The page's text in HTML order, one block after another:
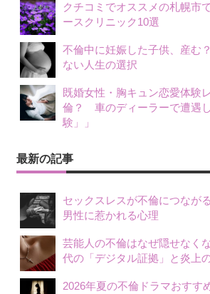
クチコミでオススメの札幌市
ースクリニック10選
不倫中に妊娠した子供、産む
ない人生の選択
既婚女性・胸キュン恋愛体験
倫？ 車のディーラーで遭遇
験」」
最新の記事
セックスレスが不倫につなが
男性に惹かれる心理
芸能人の不倫はなぜ隠せなく
代の「デジタル証拠」と炎上
2026年夏の不倫ドラマおすす